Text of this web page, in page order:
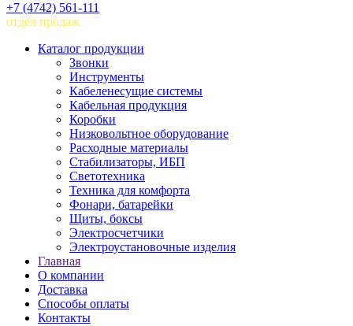
+7 (4742) 561-111
отдел продаж
Каталог продукции
Звонки
Инструменты
Кабеленесущие системы
Кабельная продукция
Коробки
Низковольтное оборудование
Расходные материалы
Стабилизаторы, ИБП
Светотехника
Техника для комфорта
Фонари, батарейки
Щиты, боксы
Электросчетчики
Электроустановочные изделия
Главная
О компании
Доставка
Способы оплаты
Контакты